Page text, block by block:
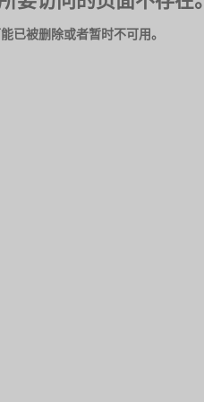
已被删除或者暂时不可用。